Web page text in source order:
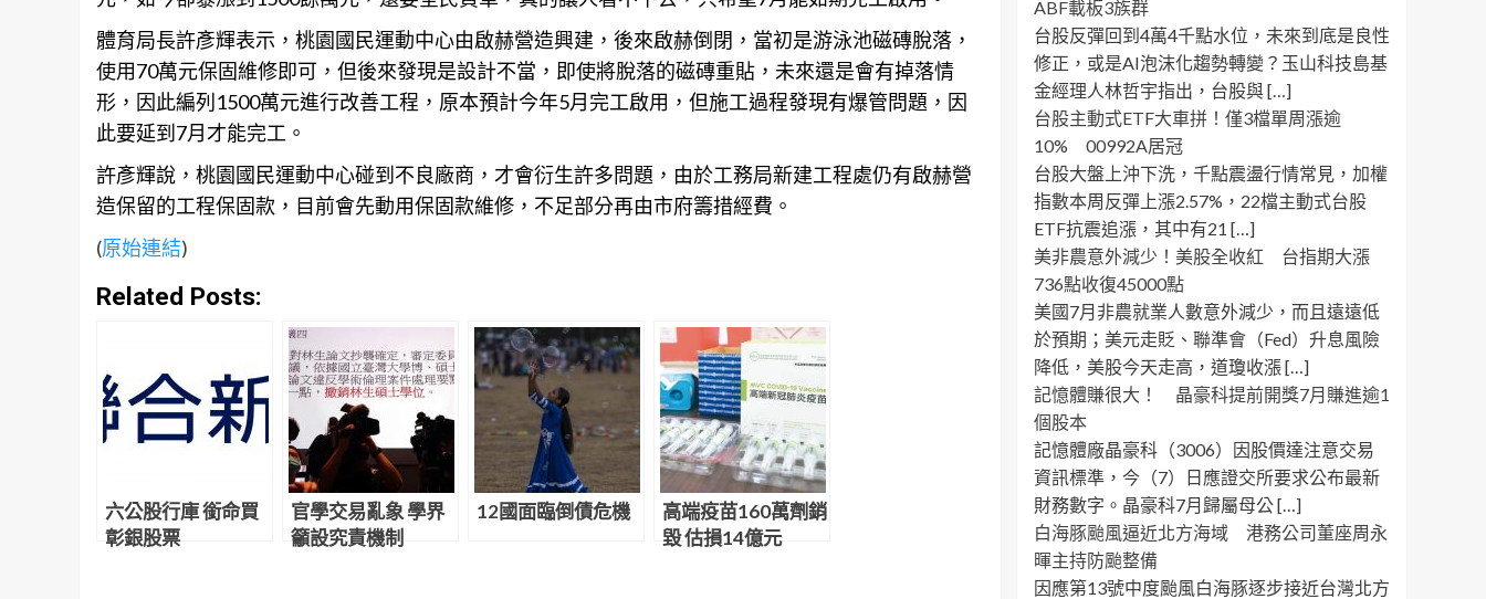
體育局長許彥輝表示， 桃園國民運動中心由啟赫營造興建，後來啟赫倒閉，當初是游泳池磁磚脫落，
使用70萬元保固維修即可，但後來發現是設計不當，即使將脫落的磁磚重貼，未來還是會有掉落情
形，因此編列1500萬元進行改善工程，原本預計今年5月完工啟用，但施工過程發現有爆管問題，因
此要延到7月才能完工。
許彥輝說， 桃園國民運動中心碰到不良廠商，才會衍生許多問題，由於工務局新建工程處仍有啟赫營
造保留的工程保固款，目前會先動用保固款維修，不足部分再由市府籌措經費。
(原始連結)
Related Posts:
六公股行庫 銜命買
彰銀股票
官學交易亂象 學界
籲設究責機制
12國面臨倒債危機
高端疫苗160萬劑銷
毀 估損14億元
ABF載板3族群
台股反彈回到4萬4千點水位，未來到底是良性
修正，或是AI泡沫化趨勢轉變？玉山科技島基
金經理人林哲宇指出，台股與 […]
台股主動式ETF大車拼！僅3檔單周漲逾
10% 00992A居冠
台股大盤上沖下洗，千點震盪行情常見，加權
指數本周反彈上漲2.57%，22檔主動式台股
ETF抗震追漲，其中有21 […]
美非農意外減少！美股全收紅 台指期大漲
736點收復45000點
美國7月非農就業人數意外減少，而且遠遠低
於預期；美元走貶、聯準會（Fed）升息風險
降低，美股今天走高，道瓊收漲 […]
記憶體賺很大！ 晶豪科提前開獎7月賺進逾1
個股本
記憶體廠晶豪科（3006）因股價達注意交易
資訊標準，今（7）日應證交所要求公布最新
財務數字。晶豪科7月歸屬母公 […]
白海豚颱風逼近北方海域 港務公司董座周永
暉主持防颱整備
因應第13號中度颱風白海豚逐步接近台灣北方